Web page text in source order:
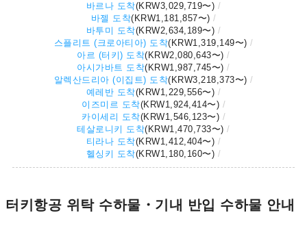
바르나 도착(KRW3,029,719〜)
바젤 도착( KRW1,181,857〜)
바투미 도착(KRW2,634,189〜)
스플리트 (크로아티아) 도착( KRW1,319,149〜)
아르 (터키) 도착( KRW2,080,643〜)
아시가바트 도착( KRW1,987,745〜)
알렉산드리아 (이집트) 도착( KRW3,218,373〜)
예레반 도착(KRW1,229,556〜)
이즈미르 도착(KRW1,924,414〜)
카이세리 도착(KRW1,546,123〜)
테살로니키 도착( KRW1,470,733〜)
티라나 도착(KRW1,412,404〜)
헬싱키 도착(KRW1,180,160〜)
터키항공 위탁 수하물・기내 반입 수하물 안내